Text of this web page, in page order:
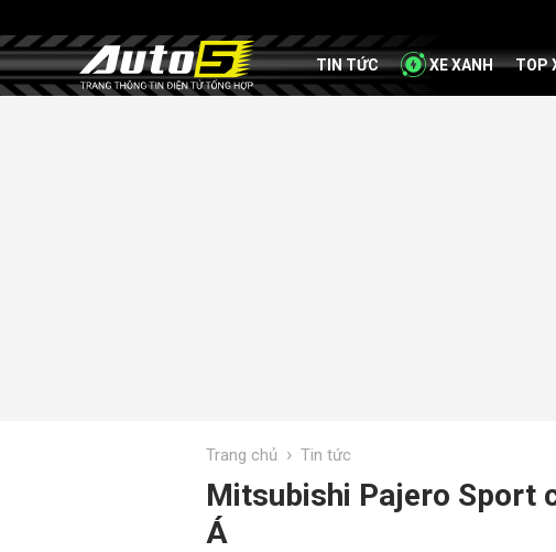
TIN TỨC XE XANH TOP
Trang chủ › Tin tức
Mitsubishi Pajero Sport
Á